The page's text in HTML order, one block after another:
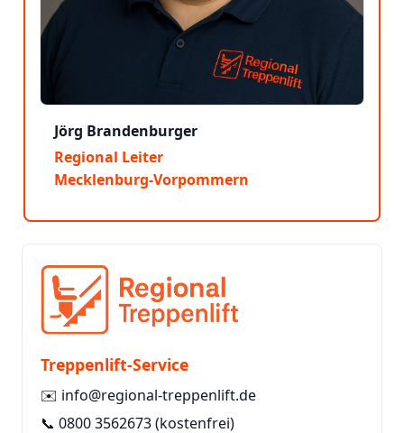
Jörg Brandenburger
Regional Leiter
Mecklenburg-Vorpommern
Treppenlift-Service
✉️ info@regional-treppenlift.de
📞 0800 3562673(kostenfrei)